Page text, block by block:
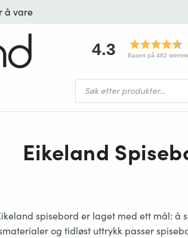
å vare
4.3 Basert på 462
Products
search
Eikeland
spisebord er laget med ett mål: å
og tidløst uttrykk passer